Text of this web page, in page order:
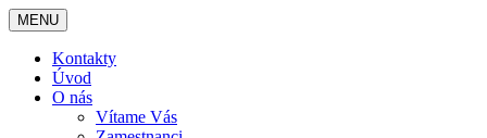
MENU
Kontakty
Úvod
O nás
Vítame Vás